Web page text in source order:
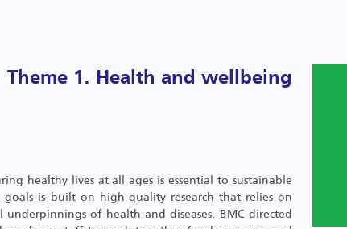
Theme 1. Health and wellbeing
healthy lives at all ages is essential to sustainable
is built on high-quality research that relies on
of health and diseases. BMC directed